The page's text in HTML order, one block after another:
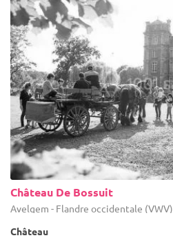
Château De Bossuit
Avelgem - Flandre occidentale (VWV)
Château